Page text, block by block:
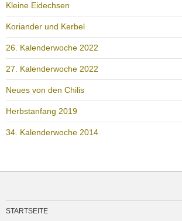
Kleine Eidechsen
Koriander und Kerbel
26. Kalenderwoche 2022
27. Kalenderwoche 2022
Neues von den Chilis
Herbstanfang 2019
34. Kalenderwoche 2014
STARTSEITE